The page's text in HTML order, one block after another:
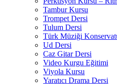
Tambur Kursu
Trompet Dersi
Tulum Dersi
Türk Müziği
Ud Dersi
Caz Gitar Dersi
Video Kurgu Eğitimi
Viyola Kursu
Yaratıcı Drama Dersi